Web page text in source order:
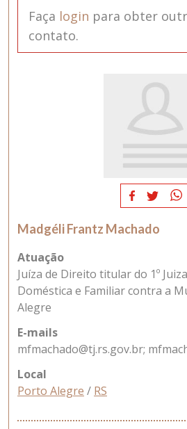
Faça login para obter
contato.
Madgéli Frantz Machado
Atuação
Juíza de Direito titular do 1º
Doméstica e Familiar contra a
Alegre
E-mails
mfmachado@tj.rs.gov.br;
Local
Porto Alegre / RS